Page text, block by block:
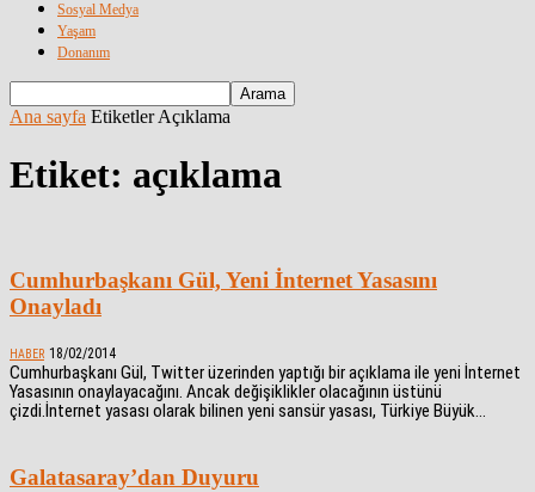
Sosyal Medya
Yaşam
Donanım
Ana sayfa Etiketler Açıklama
Etiket: açıklama
Cumhurbaşkanı Gül, Yeni İnternet Yasasını
Onayladı
HABER 18/02/2014
Cumhurbaşkanı Gül, Twitter üzerinden yaptığı bir açıklama ile yeni İnternet
Yasasının onaylayacağını. Ancak değişiklikler olacağının üstünü
çizdi.İnternet yasası olarak bilinen yeni sansür yasası, Türkiye Büyük...
Galatasaray’dan Duyuru